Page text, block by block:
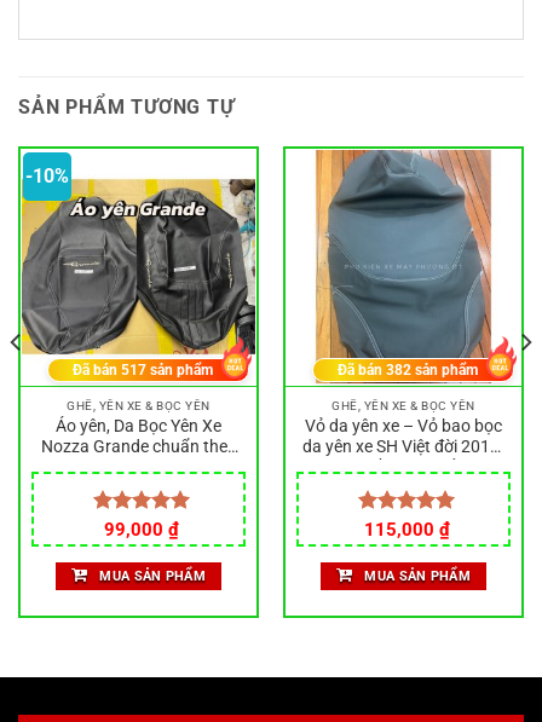
SẢN PHẨM TƯƠNG TỰ
-10%
GHẾ, YÊN XE & BỌC YÊN
Áo yên, Da Bọc Yên Xe
Nozza Grande chuẩn theo
Được xếp
hạng5.00
5 sao
Giá
gốc
là:
110,000 ₫.
99,000 ₫Giá
hiện
tại
là:
99,000 ₫.
Đã bán517 sản phẩm
MUA SẢN PHẨM
GHẾ, YÊN XE & BỌC YÊN
Vỏ da yên xe – Vỏ bao bọc
da yên xe SH Việt đời 2012-
trang trí xe máy siêu đẹp
Được xếp
hạng5.00
5 sao
115,000 ₫
Đã bán382 sản phẩm
MUA SẢN PHẨM